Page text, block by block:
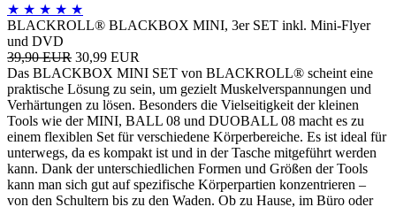
★ ★ ★ ★ ★
BLACKROLL® BLACKBOX MINI, 3er SET inkl. Mini-Flyer
und DVD
39,90 EUR 30,99 EUR
Das BLACKBOX MINI SET von BLACKROLL® scheint eine
praktische Lösung zu sein, um gezielt Muskelverspannungen und
Verhärtungen zu lösen. Besonders die Vielseitigkeit der kleinen
Tools wie der MINI, BALL 08 und DUOBALL 08 macht es zu
einem flexiblen Set für verschiedene Körperbereiche. Es ist ideal für
unterwegs, da es kompakt ist und in der Tasche mitgeführt werden
kann. Dank der unterschiedlichen Formen und Größen der Tools
kann man sich gut auf spezifische Körperpartien konzentrieren –
von den Schultern bis zu den Waden. Ob zu Hause, im Büro oder